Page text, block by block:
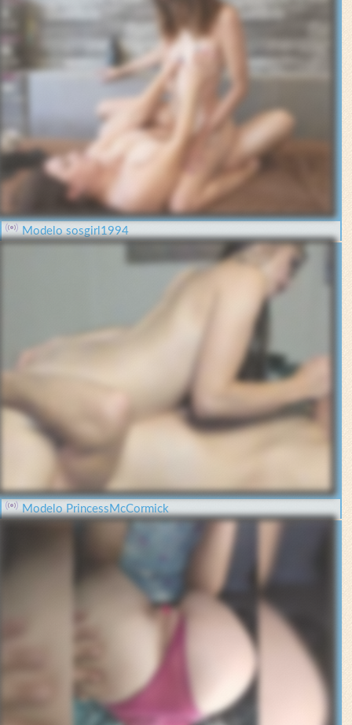
Modelo sosgirl1994
Modelo PrincessMcCormick